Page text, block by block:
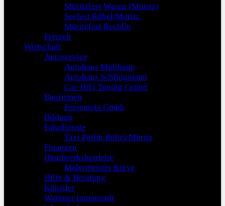
Müritzfest Waren (Müritz)
Seefest Röbel/Müritz
Müritzfest Rechlin
Freizeit
Wirtschaft
Autoservice
Autohaus Multhaup
Autohaus Schlingmann
Car-HiFi Tuning Center
Baufirmen
Fersemota Gmbh
Bildung
Fahrdienste
Taxi Pollin Röbel/Müritz
Finanzen
Handwerksbetriebe
Malermeister Kreye
Hilfe & Beratung
Künstler
Warener Innenstadt